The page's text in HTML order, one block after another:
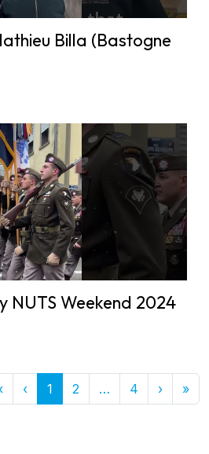
Billa (Bastogne
NUTS Weekend 2024
First
‹Previous
1 2 … More
4 › Next
»